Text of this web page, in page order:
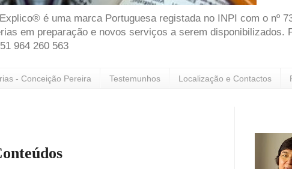
é uma marca Portuguesa registada no INPI com o nº
em preparação e novos serviços a serem disponibilizados.
964 260 563
- Conceição Pereira Testemunhos Localização e Contactos